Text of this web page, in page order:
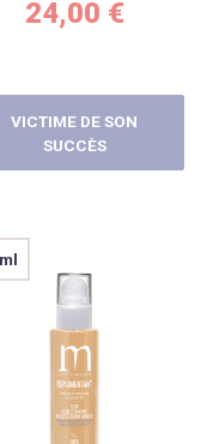
24,00 €
VICTIME DE SON
SUCCÈS